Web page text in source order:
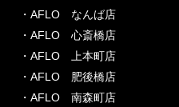
・AFLO なんば店
・AFLO 心斎橋店
・AFLO 上本町店
・AFLO 肥後橋店
・AFLO 南森町店